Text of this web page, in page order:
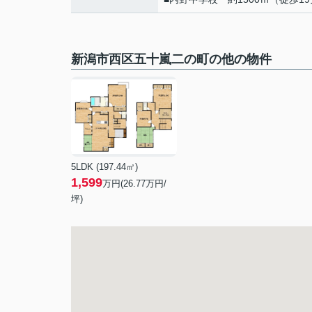
新潟市西区五十嵐二の町の他の物件
5LDK (197.44㎡)
1,599万円(26.77万円/
坪)